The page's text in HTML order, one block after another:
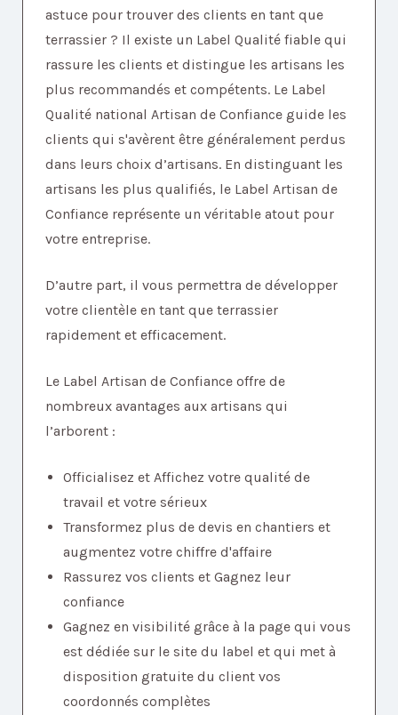
astuce pour trouver des clients en tant que
terrassier ? Il existe un Label Qualité fiable qui
rassure les clients et distingue les artisans les
plus recommandés et compétents. Le Label
Qualité national Artisan de Confiance guide les
clients qui s'avèrent être généralement perdus
dans leurs choix d’artisans. En distinguant les
artisans les plus qualifiés, le Label Artisan de
Confiance représente un véritable atout pour
votre entreprise.
D’autre part, il vous permettra de développer
votre clientèle en tant que terrassier
rapidement et efficacement.
Le Label Artisan de Confiance offre de
nombreux avantages aux artisans qui
l’arborent :
Officialisez et Affichez votre qualité de
travail et votre sérieux
Transformez plus de devis en chantiers et
augmentez votre chiffre d'affaire
Rassurez vos clients et Gagnez leur
confiance
Gagnez en visibilité grâce à la page qui vous
est dédiée sur le site du label et qui met à
disposition gratuite du client vos
coordonnés complètes